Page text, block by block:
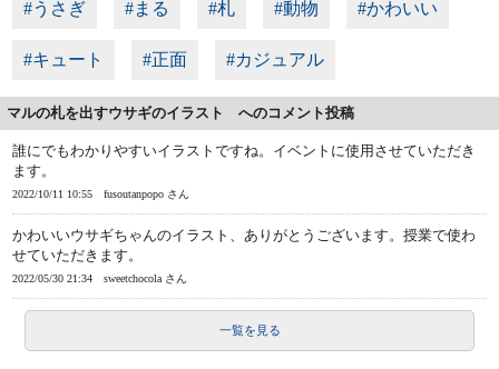
#うさぎ #まる #札 #動物 #かわいい
#キュート #正面 #カジュアル
マルの札を出すウサギのイラスト へのコメント投稿
誰にでもわかりやすいイラストですね。イベントに使用させていただき
ます。
2022/10/11 10:55 fusoutanpopo さん
かわいいウサギちゃんのイラスト、ありがとうございます。授業で使わ
せていただきます。
2022/05/30 21:34 sweetchocola さん
一覧を見る